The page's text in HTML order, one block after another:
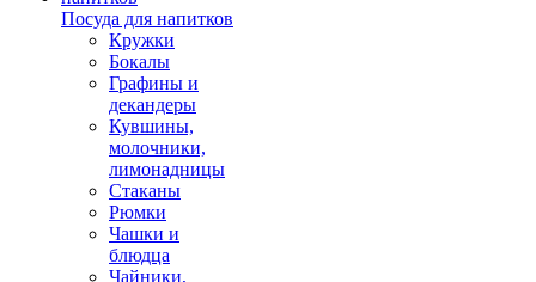
Посуда для напитков
Кружки
Бокалы
Графины и
декандеры
Кувшины,
молочники,
лимонадницы
Стаканы
Рюмки
Чашки и
блюдца
Чайники,